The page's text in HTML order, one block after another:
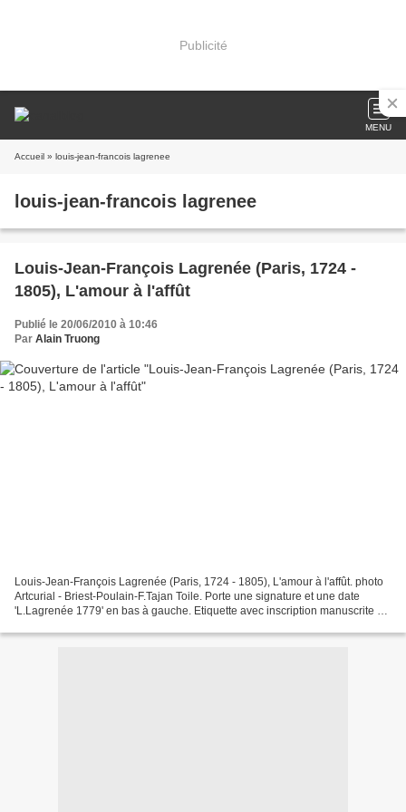
Publicité
MENU
Accueil » louis-jean-francois lagrenee
louis-jean-francois lagrenee
Louis-Jean-François Lagrenée (Paris, 1724 -
1805), L'amour à l'affût
Publié le 20/06/2010 à 10:46
Par Alain Truong
Louis-Jean-François Lagrenée (Paris, 1724 - 1805), L'amour à l'affût. photo
Artcurial - Briest-Poulain-F.Tajan Toile. Porte une signature et une date
'L.Lagrenée 1779' en bas à gauche. Etiquette avec inscription manuscrite au